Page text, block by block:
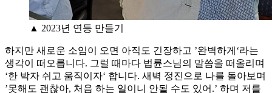
▲ 2023년 연등 만들기
하지만 새로운 소임이 오면 아직도 긴장하고 ’완벽하게‘라는
생각이 떠오릅니다. 그럴 때마다 법륜스님의 말씀을 떠올리며
‘한 박자 쉬고 움직이자‘ 합니다. 새벽 정진으로 나를 돌아보며
’못해도 괜찮아, 처음 하는 일이니 안될 수도 있어.’ 하며 저를